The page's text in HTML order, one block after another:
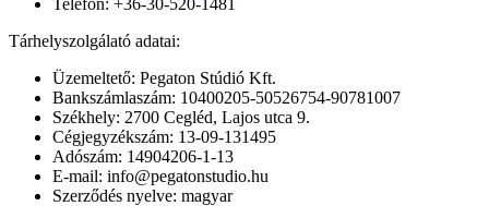
Tárhelyszolgálató adatai:
Üzemeltető: Pegaton Stúdió Kft.
Bankszámlaszám: 10400205-50526754-90781007
Székhely: 2700 Cegléd, Lajos utca 9.
Cégjegyzékszám: 13-09-131495
Adószám: 14904206-1-13
E-mail: info@pegatonstudio.hu
Szerződés nyelve: magyar